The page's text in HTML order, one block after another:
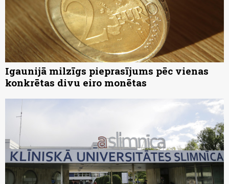
Igaunijā milzīgs pieprasījums pēc vienas
konkrētas divu eiro monētas